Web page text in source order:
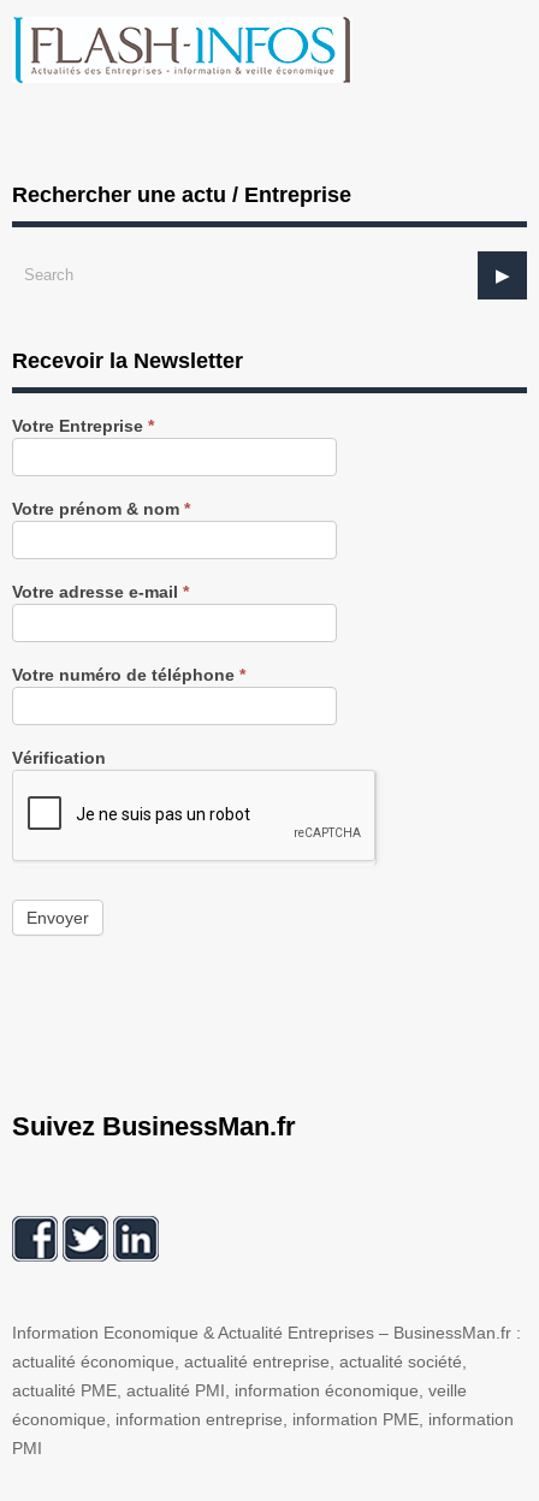
Rechercher une actu / Entreprise
Recevoir la Newsletter
Recevez
notre
gratuitement
Votre Entreprise *
Votre prénom & nom *
Votre adresse e-mail *
Votre numéro de téléphone *
Vérification
Envoyer
Suivez BusinessMan.fr
Information Economique & Actualité Entreprises – BusinessMan.fr :
actualité économique, actualité entreprise, actualité société,
actualité PME, actualité PMI, information économique, veille
économique, information entreprise, information PME, information
PMI